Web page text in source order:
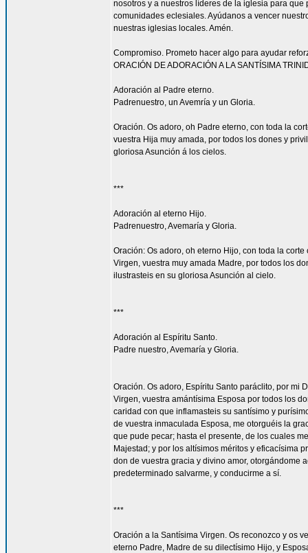
nosotros y a nuestros líderes de la iglesia para
comunidades eclesiales. Ayúdanos a vencer
nuestras iglesias locales. Amén.
Compromiso. Prometo hacer algo para ayudar
ORACIÓN DE ADORACIÓN A LA SANTÍSIMA
Adoración al Padre eterno.
Padrenuestro, un Avemría y un Gloria.
Oración. Os adoro, oh Padre eterno, con toda la
vuestra Hija muy amada, por todos los dones y
gloriosa Asunción á los cielos.
***
Adoración al eterno Hijo.
Padrenuestro, Avemaría y Gloria.
Oración: Os adoro, oh eterno Hijo, con toda la
Virgen, vuestra muy amada Madre, por todos los
ilustrasteis en su gloriosa Asunción al cielo.
***
Adoración al Espíritu Santo.
Padre nuestro, Avemaría y Gloria.
Oración. Os adoro, Espíritu Santo paráclito, por mi
Virgen, vuestra amántísima Esposa por todos los
caridad con que inflamasteis su santísimo y
de vuestra inmaculada Esposa, me otorguéis la
que pude pecar; hasta el presente, de los cuales
Majestad; y por los altísimos méritos y eficacísima
don de vuestra gracia y divino amor, otorgándome
predeterminado salvarme, y conducirme a sí.
***
Oración a la Santísima Virgen. Os reconozco y os
eterno Padre, Madre de su dilectísimo Hijo, y